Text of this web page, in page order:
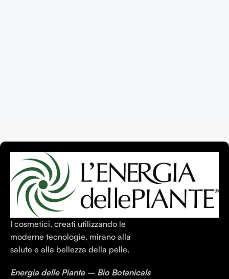
I cosmetici, creati utilizzando le
moderne tecnologie, mirano alla
salute e alla bellezza della pelle.
Energia delle Piante – Bio Botanicals